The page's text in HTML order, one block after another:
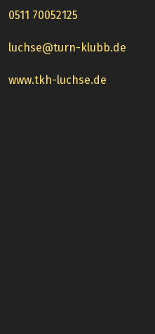
0511 70052125
luchse@turn-klubb.de
www.tkh-luchse.de